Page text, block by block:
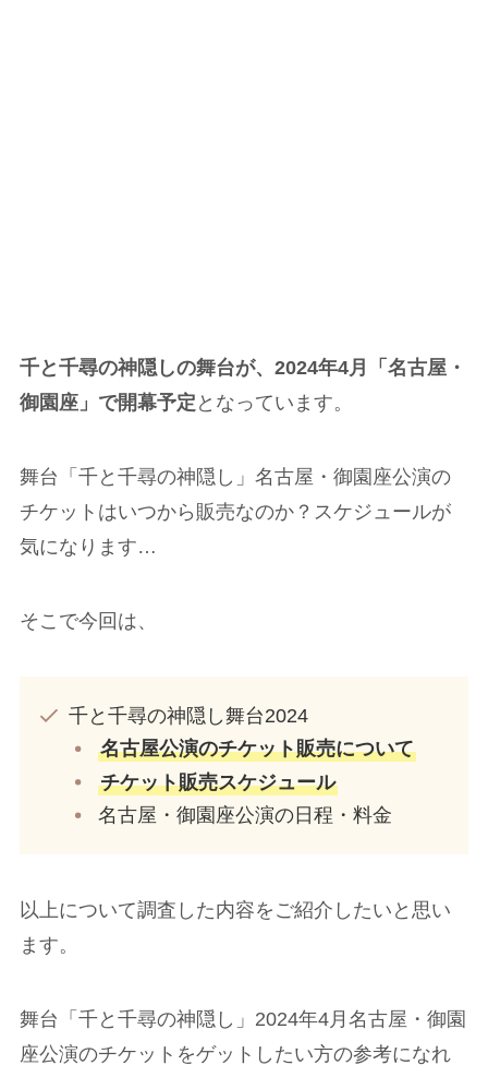
千と千尋の神隠しの舞台が、2024年4月「名古屋・
御園座」で開幕予定 となっています。
舞台「千と千尋の神隠し」名古屋・御園座公演の
チケットはいつから販売なのか？スケジュールが
気になります…
そこで今回は、
千と千尋の神隠し舞台2024
名古屋公演のチケット販売について
チケット販売スケジュール
名古屋・御園座公演の日程・料金
以上について調査した内容をご紹介したいと思い
ます。
舞台「千と千尋の神隠し」2024年4月名古屋・御園
座公演のチケットをゲットしたい方の参考になれ